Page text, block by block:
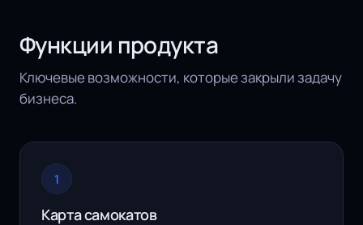
Функции продукта
Ключевые возможности, которые закрыли задачу
бизнеса.
1
Карта самокатов